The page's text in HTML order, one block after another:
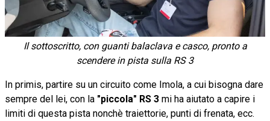
Il sottoscritto, con guanti balaclava e casco, pronto a
scendere in pista sulla RS 3
In primis, partire su un circuito come Imola, a cui bisogna dare
sempre del lei, con la "piccola" RS 3 mi ha aiutato a capire i
limiti di questa pista nonchè traiettorie, punti di frenata, ecc.